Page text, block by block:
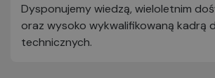
Dysponujemy wiedzą, wieloletnim
oraz wysoko wykwalifikowaną kadrą
technicznych.